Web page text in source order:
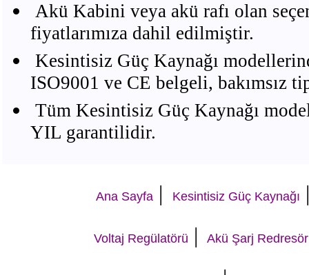
Akü Kabini veya akü rafı olan
fiyatlarımıza dahil edilmiştir.
Kesintisiz Güç Kaynağı
ISO9001 ve CE belgeli, bakımsız
Tüm Kesintisiz Güç Kaynağı
YIL garantilidir.
Ana Sayfa | Kesintisiz Güç Kaynağı
Voltaj Regülatörü | Akü Şarj